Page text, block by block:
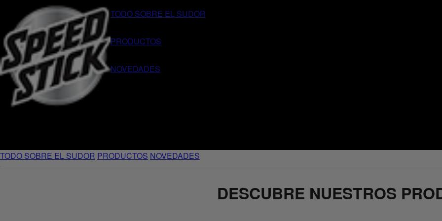
TODO SOBRE EL SUDOR
PRODUCTOS
NOVEDADES
TODO SOBRE EL SUDOR PRODUCTOS NOVEDADES
DESCUBRE NUESTROS